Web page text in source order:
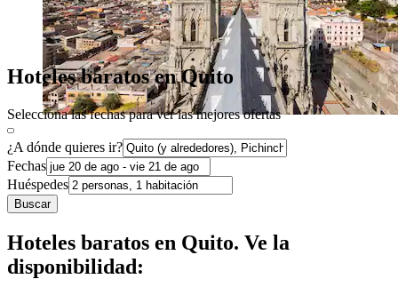
Hoteles baratos en Quito
Selecciona las fechas para ver las mejores ofertas
¿A dónde quieres ir?
Fechas
Huéspedes
Buscar
Hoteles baratos en Quito. Ve la
disponibilidad: